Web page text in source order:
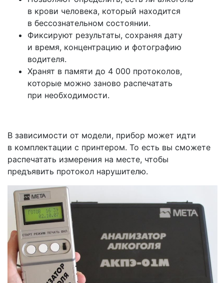
в крови человека, который находится
в бессознательном состоянии.
Фиксируют результаты, сохраняя дату
и время, концентрацию и фотографию
водителя.
Хранят в памяти до 4 000 протоколов,
которые можно заново распечатать
при необходимости.
В зависимости от модели, прибор может идти
в комплектации с принтером. То есть вы сможете
распечатать измерения на месте, чтобы
предъявить протокол нарушителю.